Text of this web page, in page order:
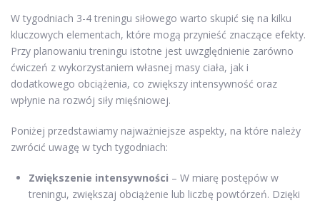
W tygodniach 3-4 treningu siłowego warto skupić się na kilku
kluczowych elementach, które mogą przynieść znaczące efekty.
Przy planowaniu treningu istotne jest uwzględnienie zarówno
ćwiczeń z wykorzystaniem własnej masy ciała, jak i
dodatkowego obciążenia, co zwiększy intensywność oraz
wpłynie na rozwój siły mięśniowej.
Poniżej przedstawiamy najważniejsze aspekty, na które należy
zwrócić uwagę w tych tygodniach:
Zwiększenie intensywności – W miarę postępów w
treningu, zwiększaj obciążenie lub liczbę powtórzeń. Dzięki